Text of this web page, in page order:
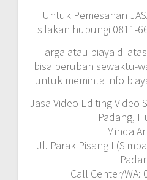
Untuk Pemesanan
silakan hubungi 0811-
Harga atau biaya di
bisa berubah sewaktu-
untuk meminta info
Jasa Video Editing
Padang,
Minda
Jl. Parak Pisang I
Call Center/WA: